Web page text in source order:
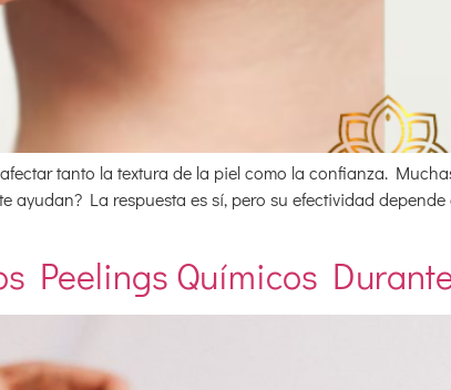
tanto la textura de la piel como la confianza.
ayudan? La respuesta es sí, pero su efectividad
Peelings Químicos